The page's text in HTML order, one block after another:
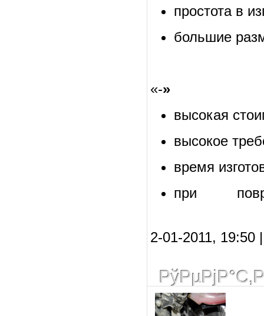
простота в
большие
«-»
высокая
высокое
время
при
2-01-2011, 19:50